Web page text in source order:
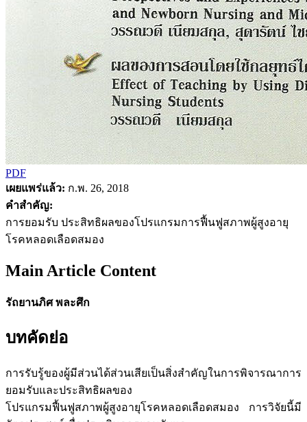
PDF
เผยแพร่แล้ว: ก.พ. 26, 2018
คำสำคัญ:
การยอมรับ ประสิทธิผลของโปรแกรมการฟื้นฟูสภาพผู้สูงอายุ
โรคหลอดเลือดสมอง
Main Article Content
รัถยานภิศ พละศึก
บทคัดย่อ
การรับรู้ของผู้มีส่วนได้ส่วนเสียเป็นสิ่งสำคัญในการพิจารณาการ
ยอมรับและประสิทธิผลของ
โปรแกรมฟื้นฟูสภาพผู้สูงอายุโรคหลอดเลือดสมอง การวิจัยนี้มี